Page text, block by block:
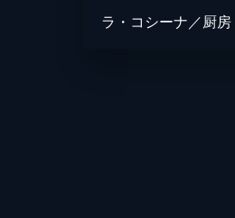
ラ・コシーナ／厨房